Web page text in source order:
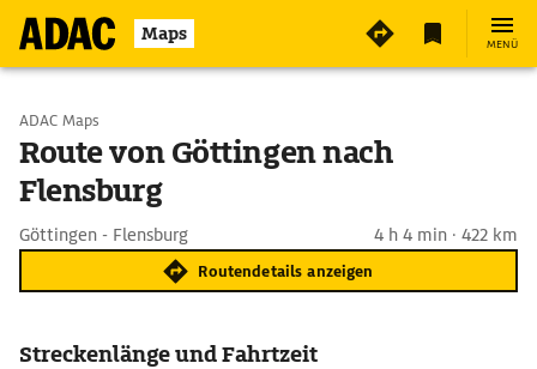
Maps MENÜ
Start wählen
Ziel eingeben
ADAC Maps
Route von Göttingen nach
Flensburg
Göttingen - Flensburg 4 h 4 min · 422 km
Routendetails anzeigen
Streckenlänge und Fahrtzeit